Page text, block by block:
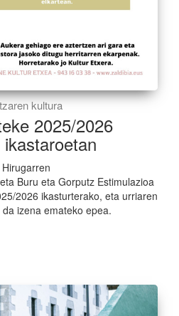
kultura
2025/2026
Buru eta Gorputz Estimulazioa
2026 ikasturterako, eta urriaren
izena emateko epea.